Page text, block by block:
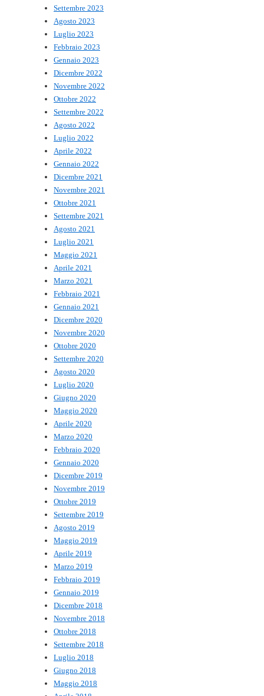
Settembre 2023
Agosto 2023
Luglio 2023
Febbraio 2023
Gennaio 2023
Dicembre 2022
Novembre 2022
Ottobre 2022
Settembre 2022
Agosto 2022
Luglio 2022
Aprile 2022
Gennaio 2022
Dicembre 2021
Novembre 2021
Ottobre 2021
Settembre 2021
Agosto 2021
Luglio 2021
Maggio 2021
Aprile 2021
Marzo 2021
Febbraio 2021
Gennaio 2021
Dicembre 2020
Novembre 2020
Ottobre 2020
Settembre 2020
Agosto 2020
Luglio 2020
Giugno 2020
Maggio 2020
Aprile 2020
Marzo 2020
Febbraio 2020
Gennaio 2020
Dicembre 2019
Novembre 2019
Ottobre 2019
Settembre 2019
Agosto 2019
Maggio 2019
Aprile 2019
Marzo 2019
Febbraio 2019
Gennaio 2019
Dicembre 2018
Novembre 2018
Ottobre 2018
Settembre 2018
Luglio 2018
Giugno 2018
Maggio 2018